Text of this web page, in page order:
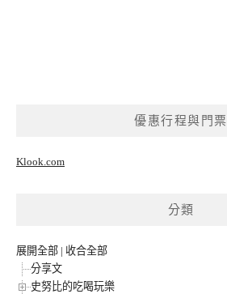
優惠行程與門票
Klook.com
分類
展開全部 | 收合全部
分享文
史努比的吃喝玩樂